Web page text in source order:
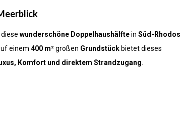
wunderschöne Doppelhaushälftein Süd-Rhodos
einem 400 m²großen Grundstückbietet dieses
Komfort und direktem Strandzugang